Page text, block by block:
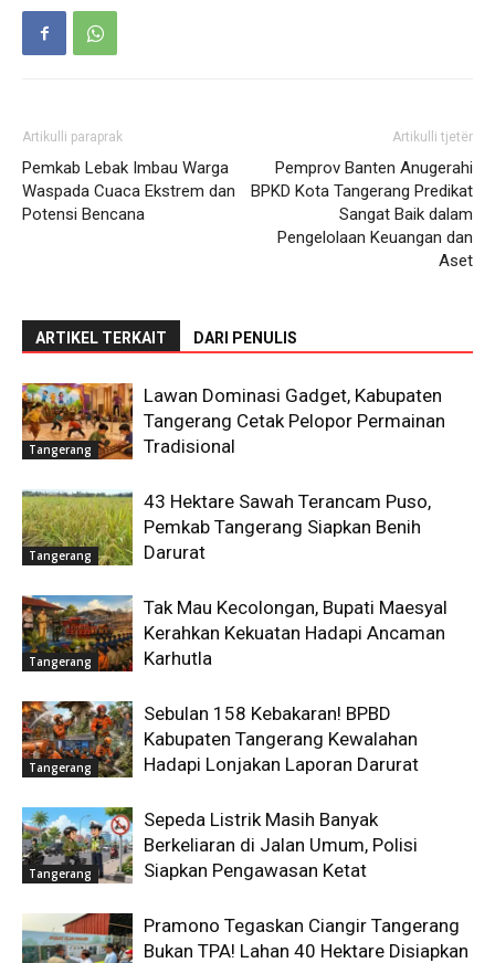
Artikulli paraprak
Pemkab Lebak Imbau Warga
Waspada Cuaca Ekstrem dan
Potensi Bencana
Artikulli tjetër
Pemprov Banten Anugerahi
BPKD Kota Tangerang Predikat
Sangat Baik dalam
Pengelolaan Keuangan dan
Aset
ARTIKEL TERKAIT DARI PENULIS
Tangerang
Lawan Dominasi Gadget, Kabupaten
Tangerang Cetak Pelopor Permainan
Tradisional
Tangerang
43 Hektare Sawah Terancam Puso,
Pemkab Tangerang Siapkan Benih
Darurat
Tangerang
Tak Mau Kecolongan, Bupati Maesyal
Kerahkan Kekuatan Hadapi Ancaman
Karhutla
Tangerang
Sebulan 158 Kebakaran! BPBD
Kabupaten Tangerang Kewalahan
Hadapi Lonjakan Laporan Darurat
Tangerang
Sepeda Listrik Masih Banyak
Berkeliaran di Jalan Umum, Polisi
Siapkan Pengawasan Ketat
Pramono Tegaskan Ciangir Tangerang
Bukan TPA! Lahan 40 Hektare Disiapkan